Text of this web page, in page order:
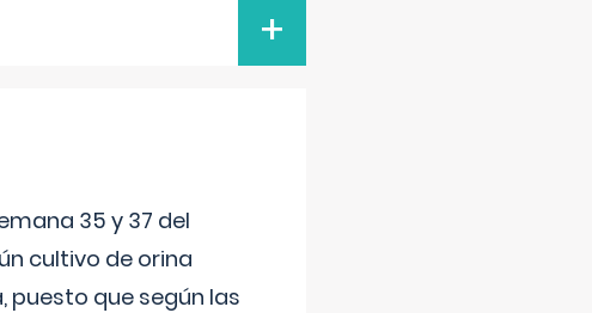
+
35 y 37 del
cultivo de orina
puesto que según las